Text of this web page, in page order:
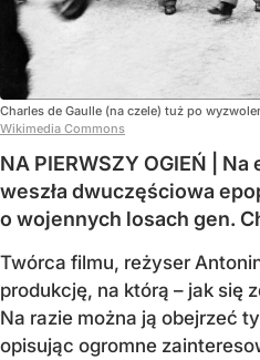
Charles de Gaulle (na czele) tuż po
Wikimedia Commons
NA PIERWSZY OGIEŃ |
weszła dwuczęściowa
o wojennych losach gen.
Twórca filmu, reżyser
produkcję, na którą – jak się
Na razie można ją obejrzeć
opisując ogromne